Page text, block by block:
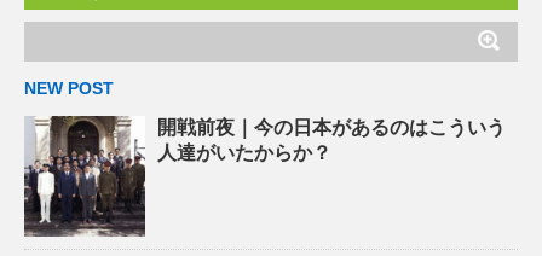
NEW POST
開戦前夜｜今の日本があるのはこういう
人達がいたからか？